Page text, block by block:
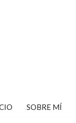
SOBRE MÍ